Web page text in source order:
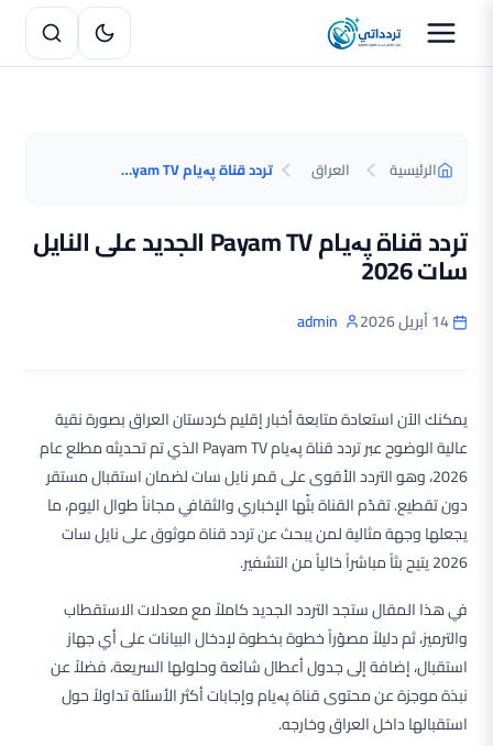
الرئيسية العراق تردد قناة پەیام Payam TV الجديد على النايل سات 2026
تردد قناة پەیام Payam TV الجديد على النايل
سات 2026
14 أبريل 2026 admin
يمكنك الآن استعادة متابعة أخبار إقليم كردستان العراق بصورة نقية
عالية الوضوح عبر تردد قناة پەیام Payam TV الذي تم تحديثه مطلع عام
2026، وهو التردد الأقوى على قمر نايل سات لضمان استقبال مستقر
دون تقطيع. تقدّم القناة بثّها الإخباري والثقافي مجاناً طوال اليوم، ما
يجعلها وجهة مثالية لمن يبحث عن تردد قناة موثوق على نايل سات
2026 يتيح بثاً مباشراً خالياً من التشفير.
في هذا المقال ستجد التردد الجديد كاملاً مع معدلات الاستقطاب
والترميز، ثم دليلاً مصوّراً خطوة بخطوة لإدخال البيانات على أي جهاز
استقبال، إضافة إلى جدول أعطال شائعة وحلولها السريعة، فضلاً عن
نبذة موجزة عن محتوى قناة پەیام وإجابات أكثر الأسئلة تداولاً حول
استقبالها داخل العراق وخارجه.